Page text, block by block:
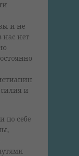
и не
нас нет
и
по себе